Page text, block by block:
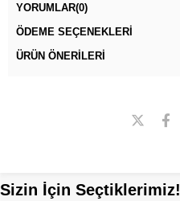
YORUMLAR(0)
ÖDEME SEÇENEKLERI
ÜRÜN ÖNERILERI
Sizin İçin Seçtiklerimiz!